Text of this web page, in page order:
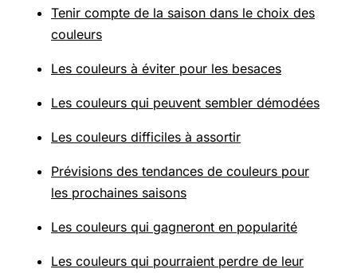
Tenir compte de la saison dans le choix des
couleurs
Les couleurs à éviter pour les besaces
Les couleurs qui peuvent sembler démodées
Les couleurs difficiles à assortir
Prévisions des tendances de couleurs pour
les prochaines saisons
Les couleurs qui gagneront en popularité
Les couleurs qui pourraient perdre de leur